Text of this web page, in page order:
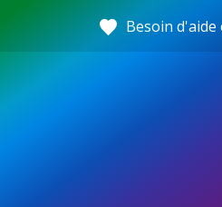
au
Besoin d'aide